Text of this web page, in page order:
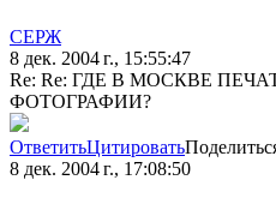
СЕРЖ
8 дек. 2004 г., 15:55:47
Re: Re: ГДЕ В МОСКВЕ
ФОТОГРАФИИ?
ОтветитьЦитировать
8 дек. 2004 г., 17:08:50